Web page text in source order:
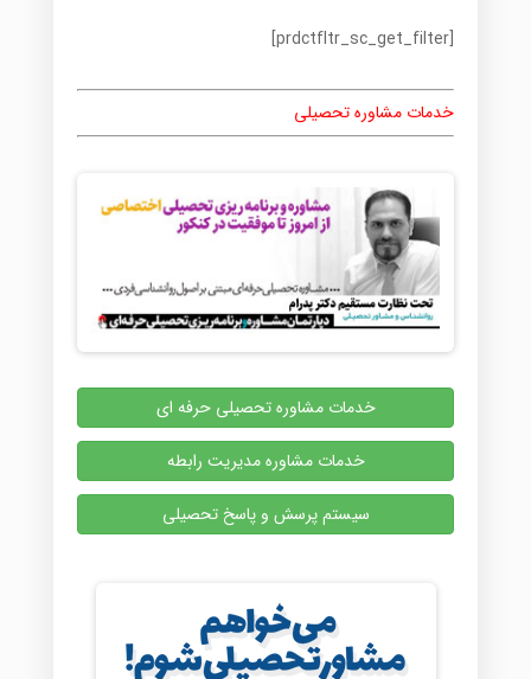
[prdctfltr_sc_get_filter]
خدمات مشاوره تحصیلی
خدمات مشاوره تحصیلی حرفه ای
خدمات مشاوره مدیریت رابطه
سیستم پرسش و پاسخ تحصیلی